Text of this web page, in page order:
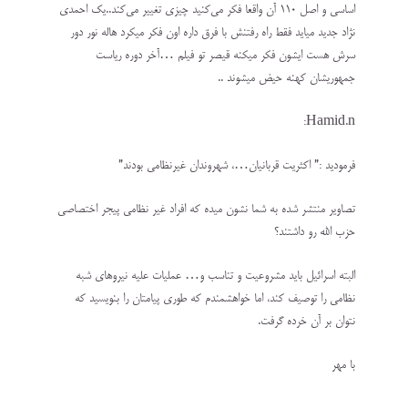
اساسی و اصل ۱۱۰ آن واقعا فکر می‌کنید چیزی تغییر می‌کند..یک احمدی
نژاد جدید میاید فقط راه رفتنش با فرق داره اون فکر میکرد هاله نور دور
سرش هست ایشون فکر میکنه قیصر تو فیلم …آخر دوره ریاست
جمهوریشان کهنه حیض میشوند ..
Hamid.n:
فرمودید :” اکثریت قربانیان…، شهروندان غیرنظامی بودند”
تصاویر منتشر شده به شما نشون میده که افراد غیر نظامی پیجر اختصاصی
حزب الله رو داشتند؟
البته اسرائیل باید مشروعیت و تناسب و… عملیات علیه نیروهای شبه
نظامی را توصیف کند، اما خواهشمندم که طوری پیامتان را بنویسید که
نتوان بر آن خرده گرفت.
با مهر